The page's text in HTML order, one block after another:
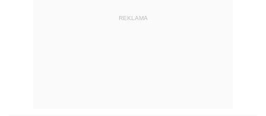
REKLAMA